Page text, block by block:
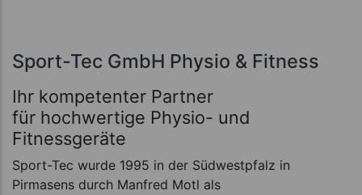
Sport-Tec GmbH Physio & Fitness
Ihr kompetenter Partner
für hochwertige Physio- und
Fitnessgeräte
Sport-Tec wurde 1995 in der Südwestpfalz in
Pirmasens durch Manfred Motl als